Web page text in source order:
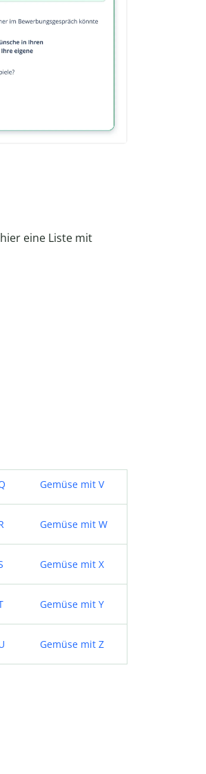
eine Liste mit
Gemüse mit V
Gemüse mit W
Gemüse mit X
Gemüse mit Y
Gemüse mit Z